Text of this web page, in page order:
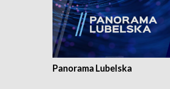
Panorama Lubelska